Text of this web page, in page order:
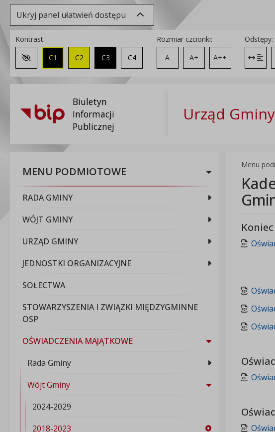
Ukryj panel ułatwień dostępu
Kontrast:
Zmień kontrast na domyślny
C1 C2 C3 C4
Rozmiar czcionki:
A
A+ A++
Odstępy:
Biuletyn
Informacji
Publicznej
Urząd
MENU PODMIOTOWE
RADA GMINY
WÓJT GMINY
URZĄD GMINY
JEDNOSTKI ORGANIZACYJNE
SOŁECTWA
STOWARZYSZENIA I ZWIĄZKI MIĘDZYGMINNE
OSP
OŚWIADCZENIA MAJĄTKOWE
Rada Gminy
Wójt Gminy
2024-2029
2018-2023
Menu